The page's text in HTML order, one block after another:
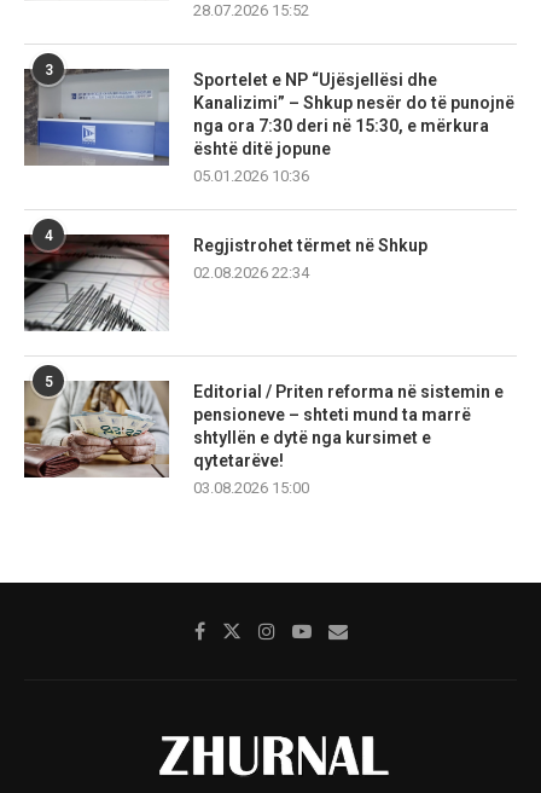
28.07.2026 15:52
3
Sportelet e NP “Ujësjellësi dhe
Kanalizimi” – Shkup nesër do të punojnë
nga ora 7:30 deri në 15:30, e mërkura
është ditë jopune
05.01.2026 10:36
4
Regjistrohet tërmet në Shkup
02.08.2026 22:34
5
Editorial / Priten reforma në sistemin e
pensioneve – shteti mund ta marrë
shtyllën e dytë nga kursimet e
qytetarëve!
03.08.2026 15:00